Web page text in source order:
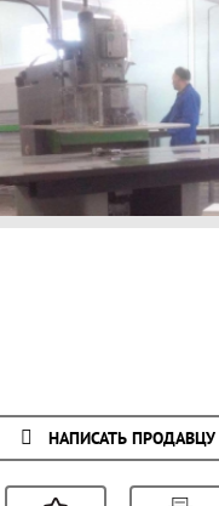
НАПИСАТЬ ПРОДАВЦУ